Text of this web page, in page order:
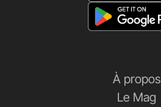
À propos
Le Mag